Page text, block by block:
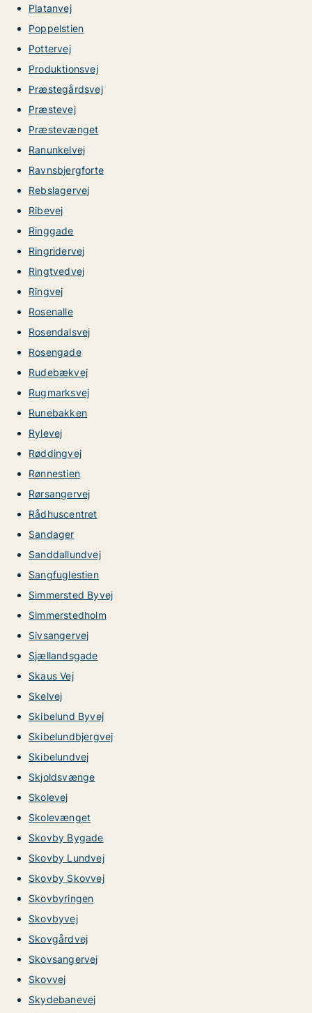
Platanvej
Poppelstien
Pottervej
Produktionsvej
Præstegårdsvej
Præstevej
Præstevænget
Ranunkelvej
Ravnsbjergforte
Rebslagervej
Ribevej
Ringgade
Ringridervej
Ringtvedvej
Ringvej
Rosenalle
Rosendalsvej
Rosengade
Rudebækvej
Rugmarksvej
Runebakken
Rylevej
Røddingvej
Rønnestien
Rørsangervej
Rådhuscentret
Sandager
Sanddallundvej
Sangfuglestien
Simmersted Byvej
Simmerstedholm
Sivsangervej
Sjællandsgade
Skaus Vej
Skelvej
Skibelund Byvej
Skibelundbjergvej
Skibelundvej
Skjoldsvænge
Skolevej
Skolevænget
Skovby Bygade
Skovby Lundvej
Skovby Skovvej
Skovbyringen
Skovbyvej
Skovgårdvej
Skovsangervej
Skovvej
Skydebanevej